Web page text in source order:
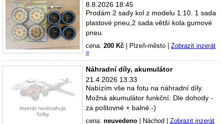
8.8.2026 18:45
Prodám 2 sady kol z modelu 1:10. 1 sada
plastové pneu,2 sada větší kola gumové
pneu.
cena: 200 Kč Plzeň-město
Zobrazit inzerát
»
Náhradní díly, akumulátor
21.4.2026 13:33
Nabízím vše na fotu na náhradní díly.
Možná akumulátor funkční. Dle dohody -
za poštovné + balné:-)
cena: neuvedeno Náchod
Zobrazit inzerát